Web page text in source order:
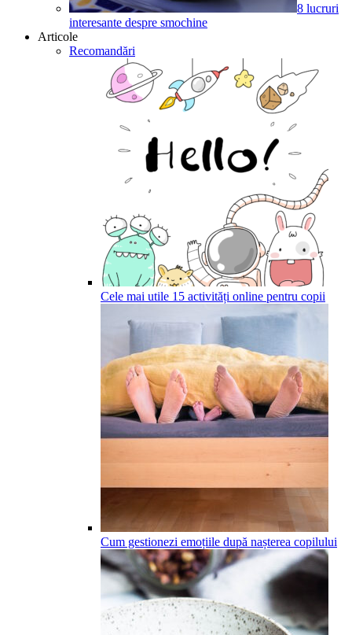
8 lucruri
interesante despre smochine
Articole
Recomandări
Cele mai utile 15 activități online pentru copii
Cum gestionezi emoțiile după nașterea copilului